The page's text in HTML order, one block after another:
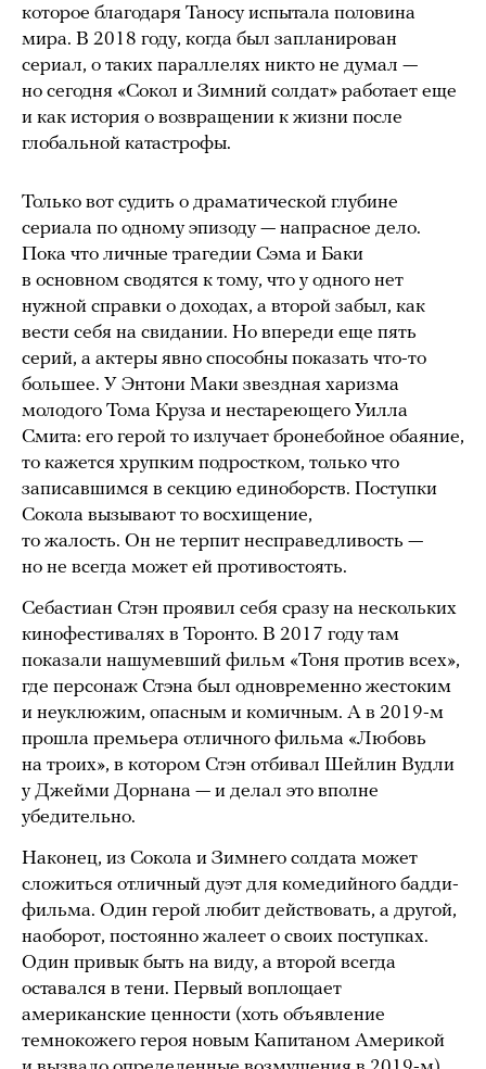
которое благодаря Таносу испытала половина
мира. В 2018 году, когда был запланирован
сериал, о таких параллелях никто не думал —
но сегодня «Сокол и Зимний солдат» работает еще
и как история о возвращении к жизни после
глобальной катастрофы.
Только вот судить о драматической глубине
сериала по одному эпизоду — напрасное дело.
Пока что личные трагедии Сэма и Баки
в основном сводятся к тому, что у одного нет
нужной справки о доходах, а второй забыл, как
вести себя на свидании. Но впереди еще пять
серий, а актеры явно способны показать что-то
большее. У Энтони Маки звездная харизма
молодого Тома Круза и нестареющего Уилла
Смита: его герой то излучает бронебойное обаяние,
то кажется хрупким подростком, только что
записавшимся в секцию единоборств. Поступки
Сокола вызывают то восхищение,
то жалость. Он не терпит несправедливость —
но не всегда может ей противостоять.
Себастиан Стэн проявил себя сразу на нескольких
кинофестивалях в Торонто. В 2017 году там
показали нашумевший фильм «Тоня против всех»,
где персонаж Стэна был одновременно жестоким
и неуклюжим, опасным и комичным. А в 2019-м
прошла премьера отличного фильма «Любовь
на троих», в котором Стэн отбивал Шейлин Вудли
у Джейми Дорнана — и делал это вполне
убедительно.
Наконец, из Сокола и Зимнего солдата может
сложиться отличный дуэт для комедийного бадди-
фильма. Один герой любит действовать, а другой,
наоборот, постоянно жалеет о своих поступках.
Один привык быть на виду, а второй всегда
оставался в тени. Первый воплощает
американские ценности (хоть объявление
темнокожего героя новым Капитаном Америкой